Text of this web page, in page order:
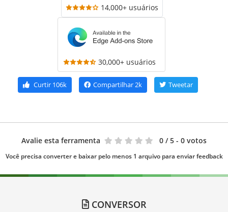
14,000+ usuários
30,000+ usuários
Curtir 106k Compartilhar2k Tweetar
Avalie esta ferramenta 0 / 5 - 0 votos
Você precisa converter e baixar pelo menos 1 arquivo para enviar feedback
CONVERSOR